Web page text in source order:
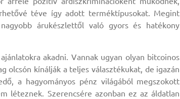
téve így adott terméktípusokat. Megint
árukészlettől való gyors és hatékony
akadni. Vannak ugyan olyan bitcoinos
olcsón kínálják a teljes választékukat, de igazán
a hagyományos pénz világából megszokott
léteznek. Szerencsére azonban ez az áldatlan